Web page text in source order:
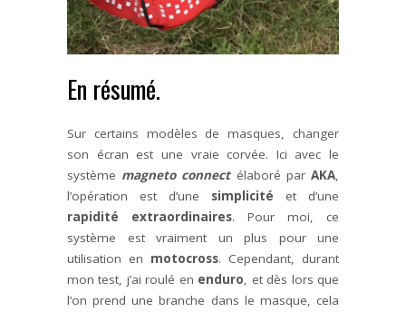
En résumé.
Sur certains modèles de masques, changer
son écran est une vraie corvée. Ici avec le
système magneto connectélaboré parAKA,
l’opération est d’une simplicité et d’une
rapidité extraordinaires. Pour moi, ce
système est vraiment un plus pour une
utilisation en motocross. Cependant, durant
mon test, j’ai roulé en enduro, et dès lors que
l’on prend une branche dans le masque, cela